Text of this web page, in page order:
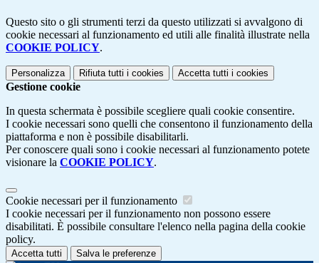
Questo sito o gli strumenti terzi da questo utilizzati si avvalgono di
cookie necessari al funzionamento ed utili alle finalità illustrate nella
COOKIE POLICY.
Personalizza Rifiuta tutti i cookies Accetta tutti i cookies
Gestione cookie
In questa schermata è possibile scegliere quali cookie consentire.
I cookie necessari sono quelli che consentono il funzionamento della
piattaforma e non è possibile disabilitarli.
Per conoscere quali sono i cookie necessari al funzionamento potete
visionare la COOKIE POLICY.
Cookie necessari per il funzionamento
I cookie necessari per il funzionamento non possono essere
disabilitati. È possibile consultare l'elenco nella pagina della cookie
policy.
Accetta tutti Salva le preferenze